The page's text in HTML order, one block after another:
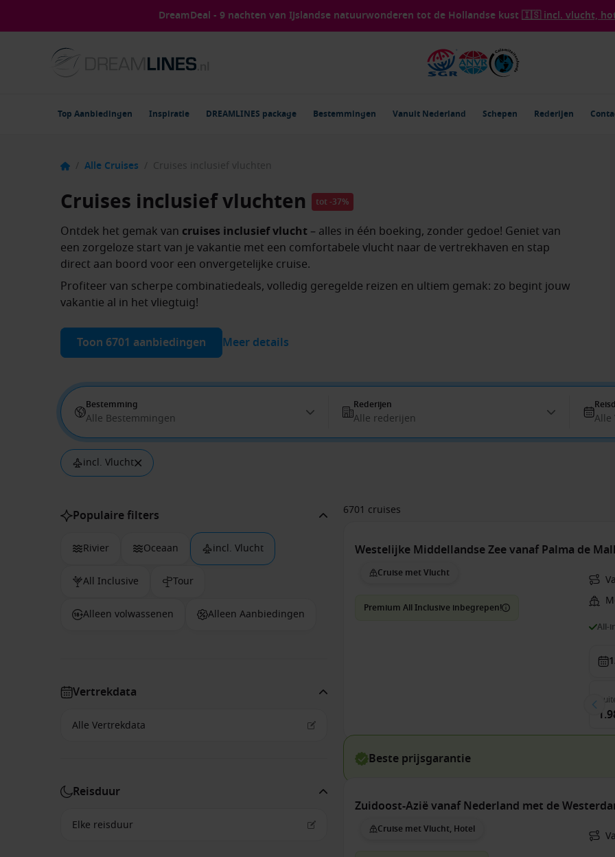
DreamDeal - 9 nachten van IJslandse natuurwonderen tot de Hollandse kust 🇮🇸 incl. vlucht,
Top Aanbiedingen Inspiratie DREAMLINES package Bestemmingen Vanuit Nederland Schepen Rederijen
/ Alle Cruises / Cruises inclusief vluchten
Cruises inclusief vluchten tot-37%
Ontdek het gemak van cruises inclusief vlucht – alles in één boeking, zonder gedoe! Geniet van
een zorgeloze start van je vakantie met een comfortabele vlucht naar de vertrekhaven en stap
direct aan boord voor een onvergetelijke cruise.
Profiteer van scherpe combinatiedeals, volledig geregelde reizen en ultiem gemak: zo begint jouw
vakantie al in het vliegtuig!
Toon 6701 aanbiedingen Meer details
Bestemming
Alle Bestemmingen
Rederijen
Alle rederijen Alle
incl. Vlucht
Populaire filters
Rivier Oceaan incl. Vlucht
All Inclusive Tour
Alleen volwassenen Alleen Aanbiedingen
Vertrekdata
Reisduur
6701 cruises
Westelijke Middellandse Zee vanaf Palma de
Cruise met Vlucht
Premium All Inclusive inbegrepen!
All-
Beste prijsgarantie
Zuidoost-Azië vanaf Nederland met de
Cruise met Vlucht, Hotel